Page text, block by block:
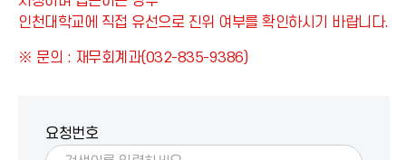
인천대학교에 직접 유선으로 진위 여부를 확인하시기 바랍니다.
※ 문의 : 재무회계과(032-835-9386)
요청번호